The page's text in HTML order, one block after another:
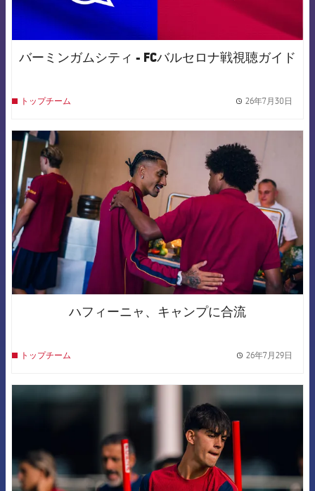
バーミンガムシティ - FCバルセロナ戦視聴ガイド
トップチーム 26年7月30日
ハフィーニャ、キャンプに合流
トップチーム 26年7月29日